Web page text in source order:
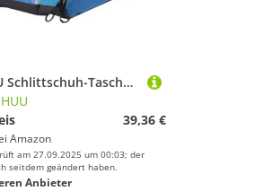
ZWCSHUU Schlittschuh-Tasche, Verstellbarer Schultergurt, Rollschuh tragbare Multifunktions-Rucksack, Schlittschuhe Skistiefel Rucksack(Blue)
39,36 €
Amazon
am 27.09.2025 um 00:03; der
seitdem geändert haben.
Anbieter